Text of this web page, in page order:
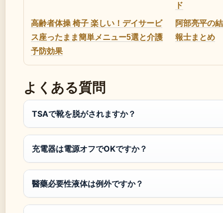
ド
高齢者体操 椅子 楽しい！デイサービ
ス座ったまま簡単メニュー5選と介護
予防効果
阿部亮平の
報士まとめ
よくある質問
TSAで靴を脱がされますか？
充電器は電源オフでOKですか？
醫藥必要性液体は例外ですか？